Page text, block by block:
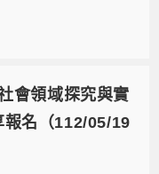
會領域探究與實
報名（112/05/19